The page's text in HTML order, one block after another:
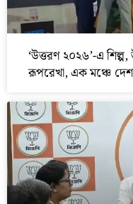
‘উত্তরণ ২০২৬’-এ
রূপরেখা, এক মঞ্চে দেশ-